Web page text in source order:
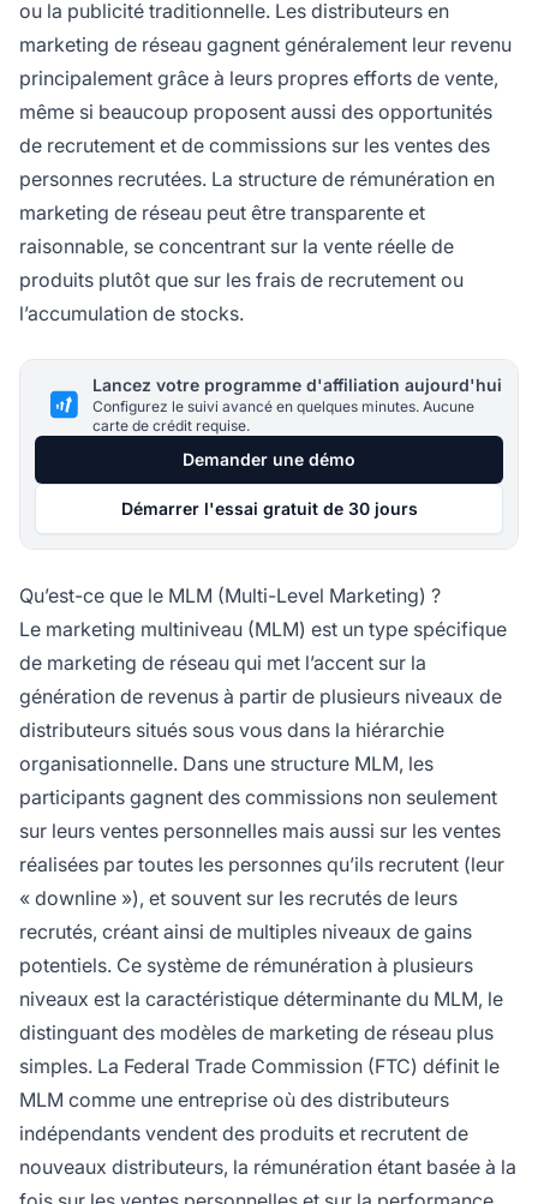
ou la publicité traditionnelle. Les distributeurs en
marketing de réseau gagnent généralement leur revenu
principalement grâce à leurs propres efforts de vente,
même si beaucoup proposent aussi des opportunités
de recrutement et de commissions sur les ventes des
personnes recrutées. La structure de rémunération en
marketing de réseau peut être transparente et
raisonnable, se concentrant sur la vente réelle de
produits plutôt que sur les frais de recrutement ou
l’accumulation de stocks.
Lancez votre programme d'affiliation aujourd'hui
Configurez le suivi avancé en quelques minutes. Aucune
carte de crédit requise.
Demander une démo
Démarrer l'essai gratuit de 30 jours
Qu’est-ce que le MLM (Multi-Level Marketing) ?
Le marketing multiniveau (MLM) est un type spécifique
de marketing de réseau qui met l’accent sur la
génération de revenus à partir de plusieurs niveaux de
distributeurs situés sous vous dans la hiérarchie
organisationnelle. Dans une structure MLM, les
participants gagnent des commissions non seulement
sur leurs ventes personnelles mais aussi sur les ventes
réalisées par toutes les personnes qu’ils recrutent (leur
« downline »), et souvent sur les recrutés de leurs
recrutés, créant ainsi de multiples niveaux de gains
potentiels. Ce système de rémunération à plusieurs
niveaux est la caractéristique déterminante du MLM, le
distinguant des modèles de marketing de réseau plus
simples. La Federal Trade Commission (FTC) définit le
MLM comme une entreprise où des distributeurs
indépendants vendent des produits et recrutent de
nouveaux distributeurs, la rémunération étant basée à la